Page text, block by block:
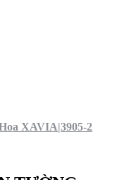
XAVIA|3905-2